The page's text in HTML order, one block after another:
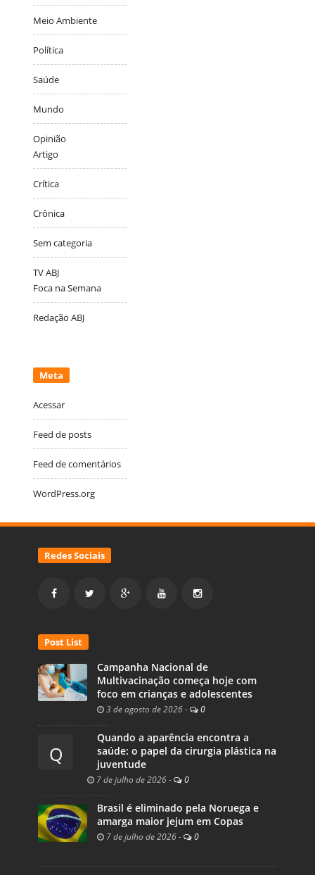
Meio Ambiente
Política
Saúde
Mundo
Opinião
Artigo
Crítica
Crônica
Sem categoria
TV ABJ
Foca na Semana
Redação ABJ
Meta
Acessar
Feed de posts
Feed de comentários
WordPress.org
Redes Sociais
Post List
Campanha Nacional de
Multivacinação começa hoje com
foco em crianças e adolescentes
3 de agosto de 2026 - 0
Q
Quando a aparência encontra a
saúde: o papel da cirurgia plástica na
juventude
7 de julho de 2026 - 0
Brasil é eliminado pela Noruega e
amarga maior jejum em Copas
7 de julho de 2026 - 0